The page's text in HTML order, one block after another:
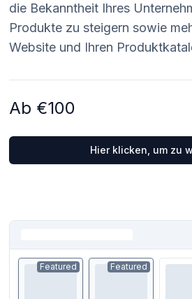
die Bekanntheit Ihres
Produkte zu steigern sowie
Website und Ihren
Ab €100
Hier klicken, um zu
Featured Featured